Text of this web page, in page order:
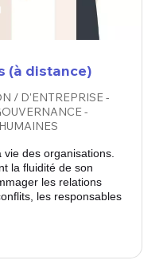
(à distance)
/ D'ENTREPRISE -
-
des organisations.
la fluidité de son
les relations
les responsables